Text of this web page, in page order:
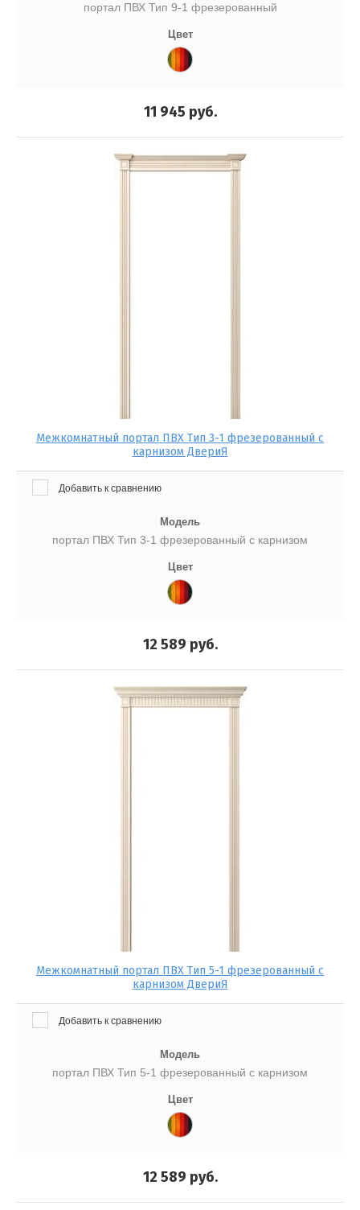
портал ПВХ Тип 9-1 фрезерованный
Цвет
11 945 руб.
Межкомнатный портал ПВХ Тип 3-1 фрезерованный с
карнизом ДвериЯ
Добавить к сравнению
Модель
портал ПВХ Тип 3-1 фрезерованный с карнизом
Цвет
12 589 руб.
Межкомнатный портал ПВХ Тип 5-1 фрезерованный с
карнизом ДвериЯ
Добавить к сравнению
Модель
портал ПВХ Тип 5-1 фрезерованный с карнизом
Цвет
12 589 руб.